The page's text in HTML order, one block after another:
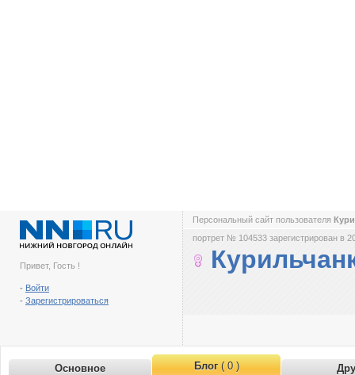
Привет, Гость !
- Войти
- Зарегистрироваться
Персональный сайт пользователя
портрет № 104533 зарегистрирован в
Основное Блог( 0 )